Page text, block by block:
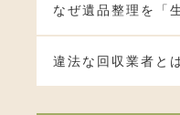
なぜ遺品整理を「
違法な回収業者と